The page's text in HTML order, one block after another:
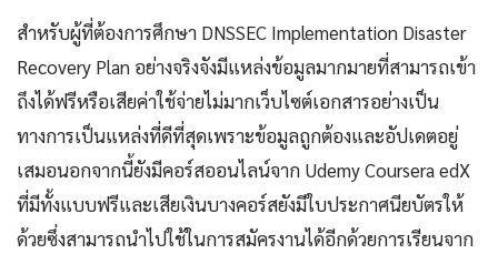
สำหรับผู้ที่ต้องการศึกษา DNSSEC Implementation Disaster
Recovery Plan อย่างจริงจังมีแหล่งข้อมูลมากมายที่สามารถเข้า
ถึงได้ฟรีหรือเสียค่าใช้จ่ายไม่มากเว็บไซต์เอกสารอย่างเป็น
ทางการเป็นแหล่งที่ดีที่สุดเพราะข้อมูลถูกต้องและอัปเดตอยู่
เสมอนอกจากนี้ยังมีคอร์สออนไลน์จาก Udemy Coursera edX
ที่มีทั้งแบบฟรีและเสียเงินบางคอร์สยังมีใบประกาศนียบัตรให้
ด้วยซึ่งสามารถนำไปใช้ในการสมัครงานได้อีกด้วยการเรียนจาก